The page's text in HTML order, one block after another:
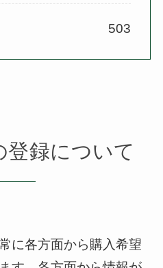
503
登録について
に各方面から購入希望